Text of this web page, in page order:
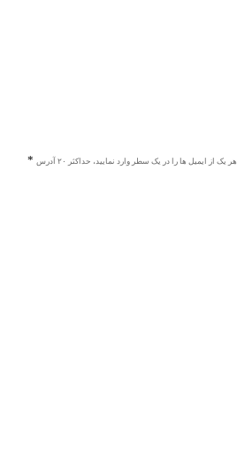
هر یک از ایمیل ها را در یک سطر وارد نمایید، حداکثر ۲۰ آدرس